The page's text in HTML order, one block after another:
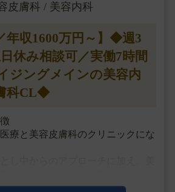
皮膚科 / 美容内科
年収1600万円～】◆週3
休み相談可／実働7時間
ジングメインの美容内
科CL◆
療と美容皮膚科のクリニックにな